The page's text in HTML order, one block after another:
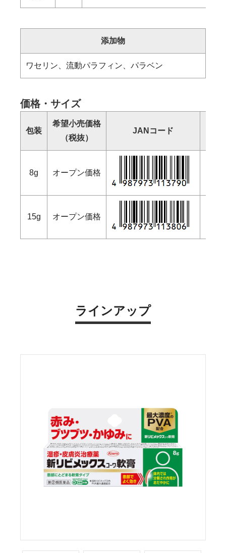
添加物
ワセリン、流動パラフィン、パラベン
価格・サイズ
包装
希望小売価格
（税抜）
JANコード
8g オープン価格
15g オープン価格
ラインアップ